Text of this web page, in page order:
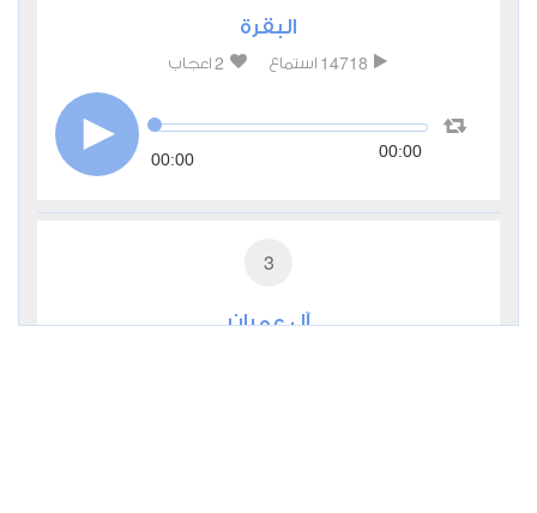
البقرة
14718 استماع 2 اعجاب
00:00 00:00
3
آل عمران